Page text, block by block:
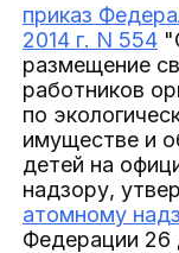
приказ
2014 г. N 554
размещение
работников
по
имуществе и
детей на
надзору,
атомному
Федерации 26